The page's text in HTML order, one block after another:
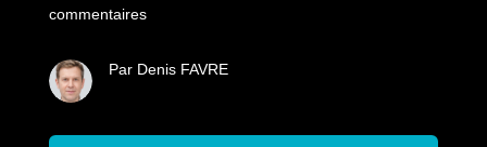
commentaires
Par Denis FAVRE